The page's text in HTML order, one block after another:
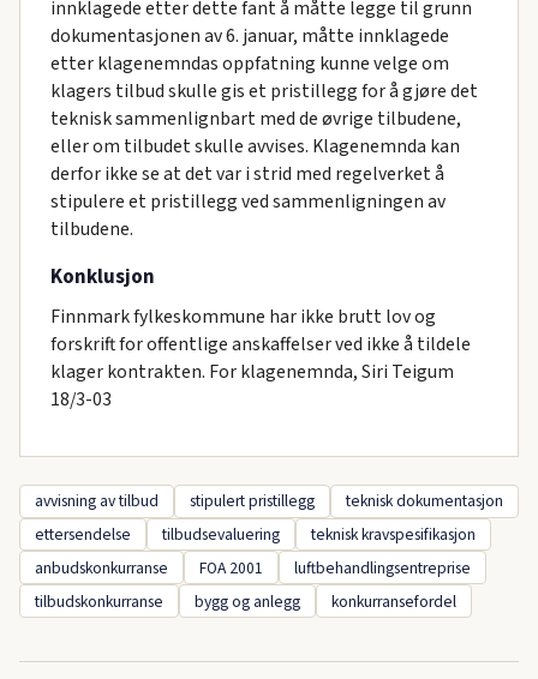
innklagede etter dette fant å måtte legge til grunn
dokumentasjonen av 6. januar, måtte innklagede
etter klagenemndas oppfatning kunne velge om
klagers tilbud skulle gis et pristillegg for å gjøre det
teknisk sammenlignbart med de øvrige tilbudene,
eller om tilbudet skulle avvises. Klagenemnda kan
derfor ikke se at det var i strid med regelverket å
stipulere et pristillegg ved sammenligningen av
tilbudene.
Konklusjon
Finnmark fylkeskommune har ikke brutt lov og
forskrift for offentlige anskaffelser ved ikke å tildele
klager kontrakten. For klagenemnda, Siri Teigum
18/3-03
avvisning av tilbud stipulert pristillegg
teknisk dokumentasjon
ettersendelse
tilbudsevaluering
teknisk kravspesifikasjon
anbudskonkurranse
FOA 2001
luftbehandlingsentreprise
tilbudskonkurranse
bygg og anlegg konkurransefordel